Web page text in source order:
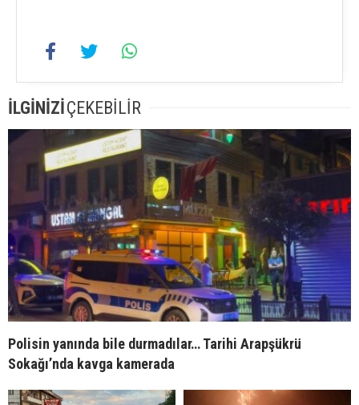
İLGİNİZİÇEKEBİLİR
Polisin yanında bile durmadılar… Tarihi Arapşükrü
Sokağı’nda kavga kamerada